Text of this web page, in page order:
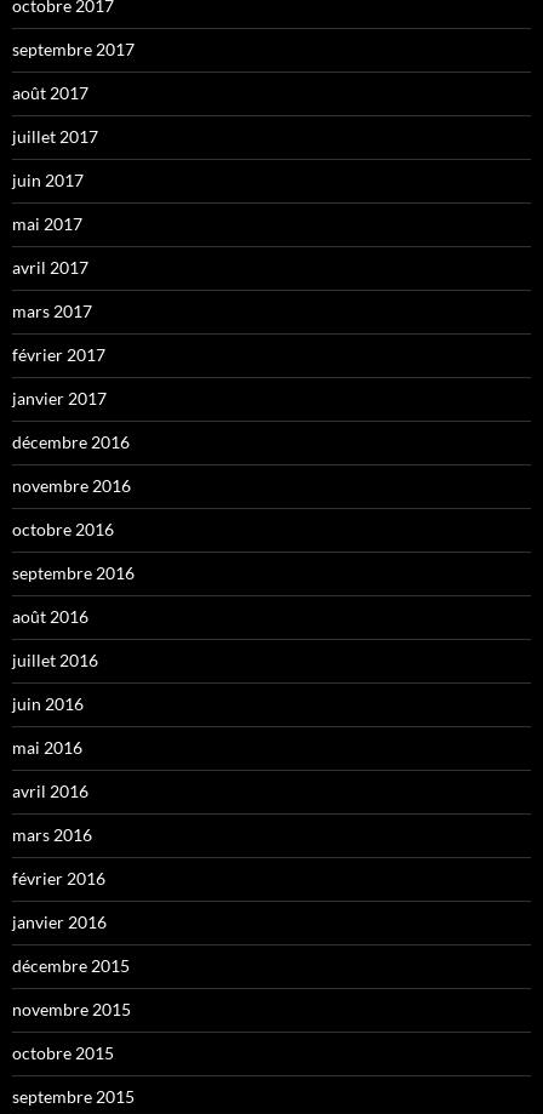
octobre 2017
septembre 2017
août 2017
juillet 2017
juin 2017
mai 2017
avril 2017
mars 2017
février 2017
janvier 2017
décembre 2016
novembre 2016
octobre 2016
septembre 2016
août 2016
juillet 2016
juin 2016
mai 2016
avril 2016
mars 2016
février 2016
janvier 2016
décembre 2015
novembre 2015
octobre 2015
septembre 2015